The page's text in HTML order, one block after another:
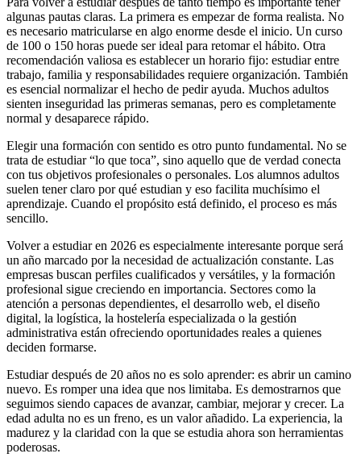
algunas pautas claras. La primera es empezar de forma realista. No
es necesario matricularse en algo enorme desde el inicio. Un curso
de 100 o 150 horas puede ser ideal para retomar el hábito. Otra
recomendación valiosa es establecer un horario fijo: estudiar entre
trabajo, familia y responsabilidades requiere organización. También
es esencial normalizar el hecho de pedir ayuda. Muchos adultos
sienten inseguridad las primeras semanas, pero es completamente
normal y desaparece rápido.
Elegir una formación con sentido es otro punto fundamental. No se
trata de estudiar “lo que toca”, sino aquello que de verdad conecta
con tus objetivos profesionales o personales. Los alumnos adultos
suelen tener claro por qué estudian y eso facilita muchísimo el
aprendizaje. Cuando el propósito está definido, el proceso es más
sencillo.
Volver a estudiar en 2026 es especialmente interesante porque será
un año marcado por la necesidad de actualización constante. Las
empresas buscan perfiles cualificados y versátiles, y la formación
profesional sigue creciendo en importancia. Sectores como la
atención a personas dependientes, el desarrollo web, el diseño
digital, la logística, la hostelería especializada o la gestión
administrativa están ofreciendo oportunidades reales a quienes
deciden formarse.
Estudiar después de 20 años no es solo aprender: es abrir un camino
nuevo. Es romper una idea que nos limitaba. Es demostrarnos que
seguimos siendo capaces de avanzar, cambiar, mejorar y crecer. La
edad adulta no es un freno, es un valor añadido. La experiencia, la
madurez y la claridad con la que se estudia ahora son herramientas
poderosas.